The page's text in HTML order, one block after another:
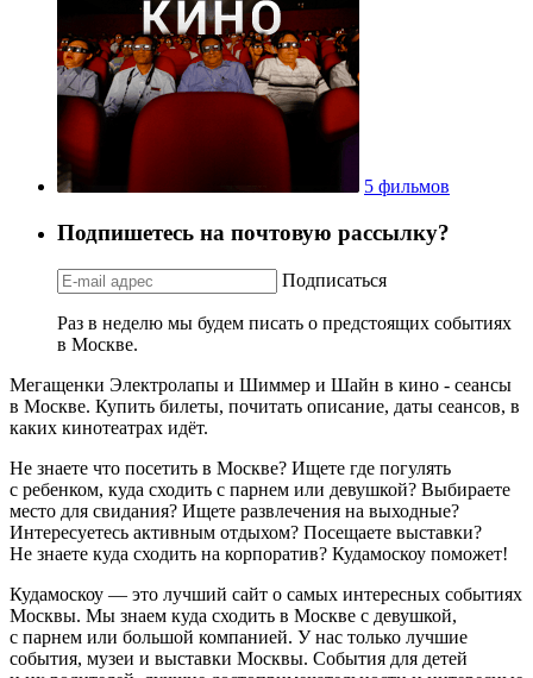
5 фильмов
Подпишетесь на почтовую рассылку?
Подписаться
Раз в неделю мы будем писать о предстоящих событиях
в Москве.
Мегащенки Электролапы и Шиммер и Шайн в кино - сеансы
в Москве. Купить билеты, почитать описание, даты сеансов, в
каких кинотеатрах идёт.
Не знаете что посетить в Москве? Ищете где погулять
с ребенком, куда сходить с парнем или девушкой? Выбираете
место для свидания? Ищете развлечения на выходные?
Интересуетесь активным отдыхом? Посещаете выставки?
Не знаете куда сходить на корпоратив? Кудамоскоу поможет!
Кудамоскоу — это лучший сайт о самых интересных событиях
Москвы. Мы знаем куда сходить в Москве с девушкой,
с парнем или большой компанией. У нас только лучшие
события, музеи и выставки Москвы. События для детей